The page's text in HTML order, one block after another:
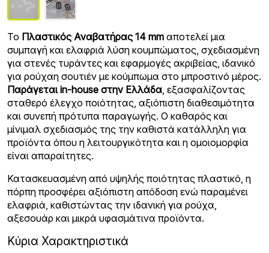
Το Πλαστικός Αναβατήρας 14 mm αποτελεί μια
συμπαγή και ελαφριά λύση κουμπώματος, σχεδιασμένη
για στενές τυράντες και εφαρμογές ακριβείας, ιδανικό
για ρούχαη σουτιέν με κούμπωμα στο μπροστινό μέρος.
Παράγεται in-house στην Ελλάδα, εξασφαλίζοντας
σταθερό έλεγχο ποιότητας, αξιόπιστη διαθεσιμότητα
και συνεπή πρότυπα παραγωγής. Ο καθαρός και
μίνιμαλ σχεδιασμός της την καθιστά κατάλληλη για
προϊόντα όπου η λειτουργικότητα και η ομοιομορφία
είναι απαραίτητες.
Κατασκευασμένη από υψηλής ποιότητας πλαστικό, η
πόρπη προσφέρει αξιόπιστη απόδοση ενώ παραμένει
ελαφριά, καθιστώντας την ιδανική για ρούχα,
αξεσουάρ και μικρά υφασμάτινα προϊόντα.
Κύρια Χαρακτηριστικά